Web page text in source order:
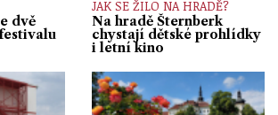
dvě
JAK SE ŽILO NA HRADĚ?
Na hradě Šternberk
chystají dětské prohlídky
i letní kino